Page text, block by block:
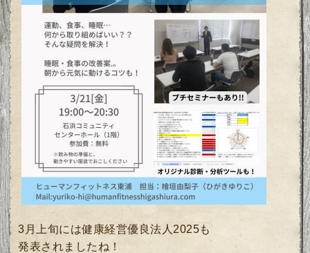
3月上旬には健康経営優良法人2025も
発表されましたね！